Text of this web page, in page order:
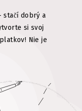
stačí dobrý a
si svoj
Nie je